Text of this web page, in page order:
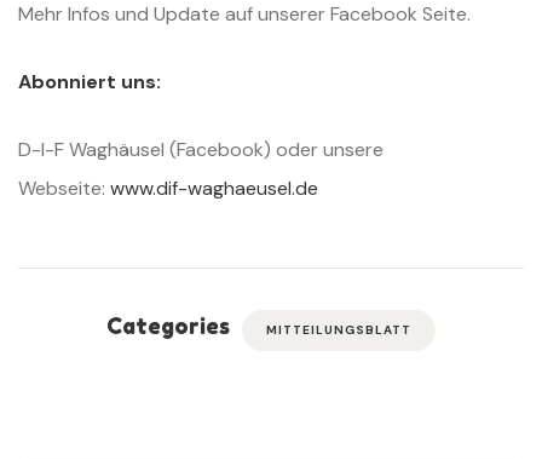
Mehr Infos und Update auf unserer Facebook Seite.
Abonniert uns:
D-I-F Waghäusel (Facebook) oder unsere
Webseite: www.dif-waghaeusel.de
Categories MITTEILUNGSBLATT